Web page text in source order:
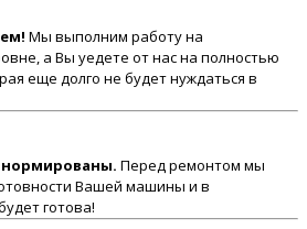
Мы выполним работу на
а Вы уедете от нас на полностью
еще долго не будет нуждаться в
Перед ремонтом мы
Вашей машины и в
готова!